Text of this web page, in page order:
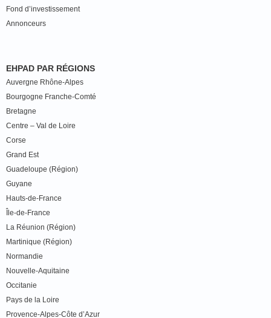
Fond d’investissement
Annonceurs
EHPAD PAR RÉGIONS
Auvergne Rhône-Alpes
Bourgogne Franche-Comté
Bretagne
Centre – Val de Loire
Corse
Grand Est
Guadeloupe (Région)
Guyane
Hauts-de-France
Île-de-France
La Réunion (Région)
Martinique (Région)
Normandie
Nouvelle-Aquitaine
Occitanie
Pays de la Loire
Provence-Alpes-Côte d’Azur